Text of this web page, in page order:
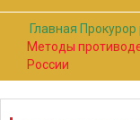
Главная
Методы
России